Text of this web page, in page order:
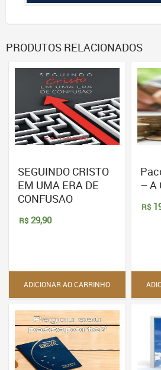
PRODUTOS RELACIONADOS
SEGUINDO CRISTO
EM UMA ERA DE
CONFUSAO
R$ 29,90
ADICIONAR AO CARRINHO
– A
R$